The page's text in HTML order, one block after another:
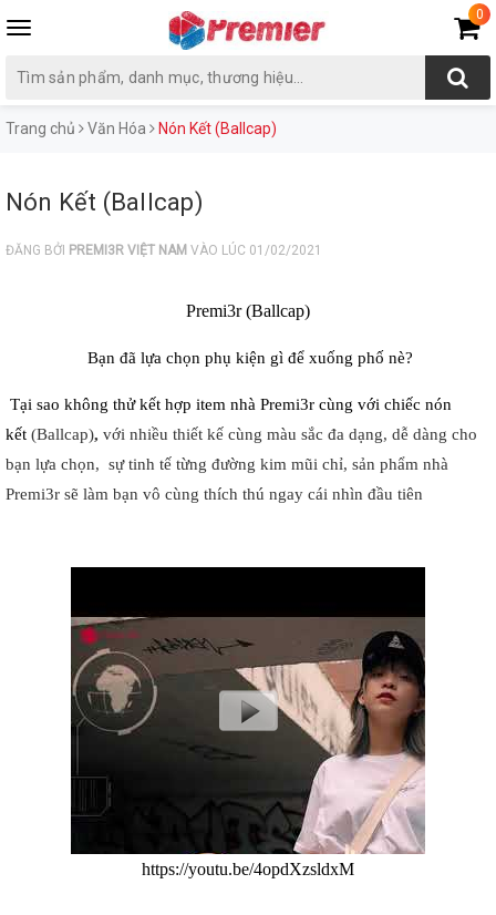
Toggle
0
Trang chủ Văn Hóa Nón Kết (Ballcap)
Nón Kết (Ballcap)
ĐĂNG BỞI PREMI3R VIỆT NAM VÀO LÚC 01/02/2021
Premi3r (Ballcap)
Bạn đã lựa chọn phụ kiện gì để xuống phố nè?
Tại sao không thử kết hợp item nhà Premi3r cùng với chiếc nón
kết (Ballcap), với nhiều thiết kế cùng màu sắc đa dạng, dễ dàng cho
bạn lựa chọn, sự tinh tế từng đường kim mũi chỉ, sản phẩm nhà
Premi3r sẽ làm bạn vô cùng thích thú ngay cái nhìn đầu tiên
https://youtu.be/4opdXzsldxM